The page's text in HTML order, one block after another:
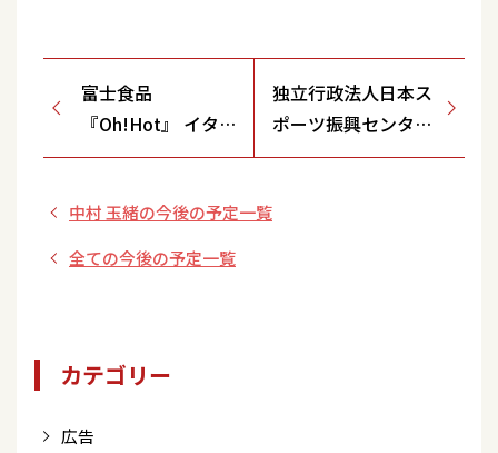
富士食品
『Oh!Hot』 イタリ
ア料理に・口から
独立行政法人日本ス
ポーツ振興センター
『toto』 楽屋・ど
中村 玉緒の今後の予定一覧
全ての今後の予定一覧
カテゴリー
広告